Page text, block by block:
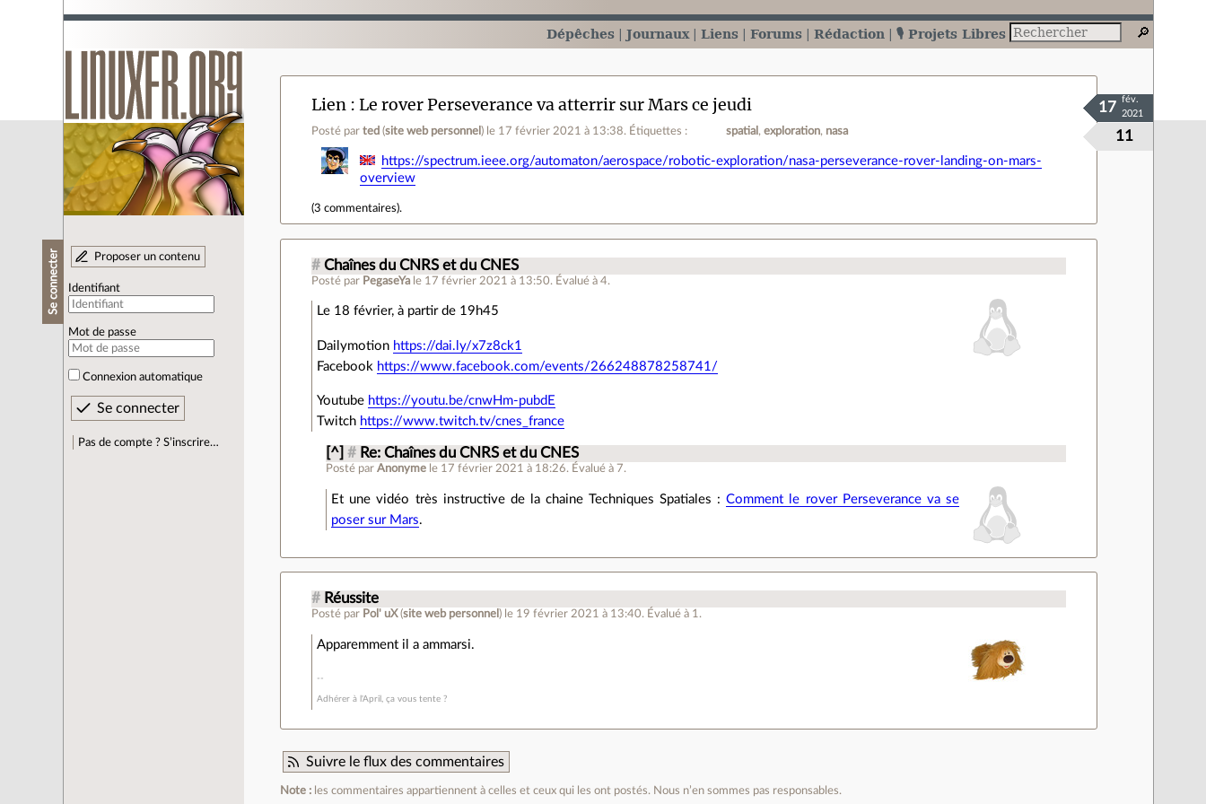
Dépêches Journaux Liens Forums Rédaction 🎙️ Projets Libres
Se connecter Proposer un contenu
Identifiant
Mot de passe
Connexion automatique
Pas de compte ? S’inscrire…
Lien Le rover Perseverance va atterrir sur Mars ce jeudi
Posté parted (site web personnel ) le 17 février 2021 à 13:38. Étiquettes : spatial exploration nasa 11
17
fév.
2021
https://spectrum.ieee.org/automaton/aerospace/robotic-exploration/nasa-perseverance-rover-landing-on-mars-
overview
(3 commentaires).
# Chaînes du CNRS et du CNES
Posté par PegaseYa le 17 février 2021 à 13:50. Évalué à4.
Le 18 février, à partir de 19h45
Dailymotion https://dai.ly/x7z8ck1
Facebook https://www.facebook.com/events/266248878258741/
Youtube https://youtu.be/cnwHm-pubdE
Twitch https://www.twitch.tv/cnes_france
[^] # Re: Chaînes du CNRS et du CNES
Posté parAnonyme le 17 février 2021 à 18:26. Évalué à 7.
Et une vidéo très instructive de la chaine Techniques Spatiales :Comment le rover Perseverance va se
poser sur Mars.
# Réussite
Posté par Pol' uX (site web personnel ) le 19 février 2021 à 13:40. Évalué à 1 .
Apparemment il a ammarsi.
Adhérer à l'April, ça vous tente ?
Suivre le flux des commentaires
Note : les commentaires appartiennent à celles et ceux qui les ont postés. Nous n’en sommes pas responsables.